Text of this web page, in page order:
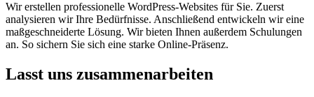
Wir erstellen professionelle WordPress-Websites für Sie. Zuerst
analysieren wir Ihre Bedürfnisse. Anschließend entwickeln wir eine
maßgeschneiderte Lösung. Wir bieten Ihnen außerdem Schulungen
an. So sichern Sie sich eine starke Online-Präsenz.
Lasst uns zusammenarbeiten